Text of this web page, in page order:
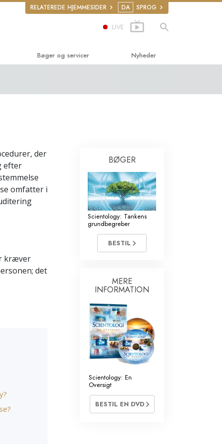
RELATEREDE HJEMMESIDER DA SPROG
LIVE
Bøger og servicer Nyheder
der
efter
omfatter i
kræver
det
BØGER
Scientology: Tankens
grundbegreber
BESTIL
MERE
INFORMATION
Scientology: En
Oversigt
BESTIL EN DVD